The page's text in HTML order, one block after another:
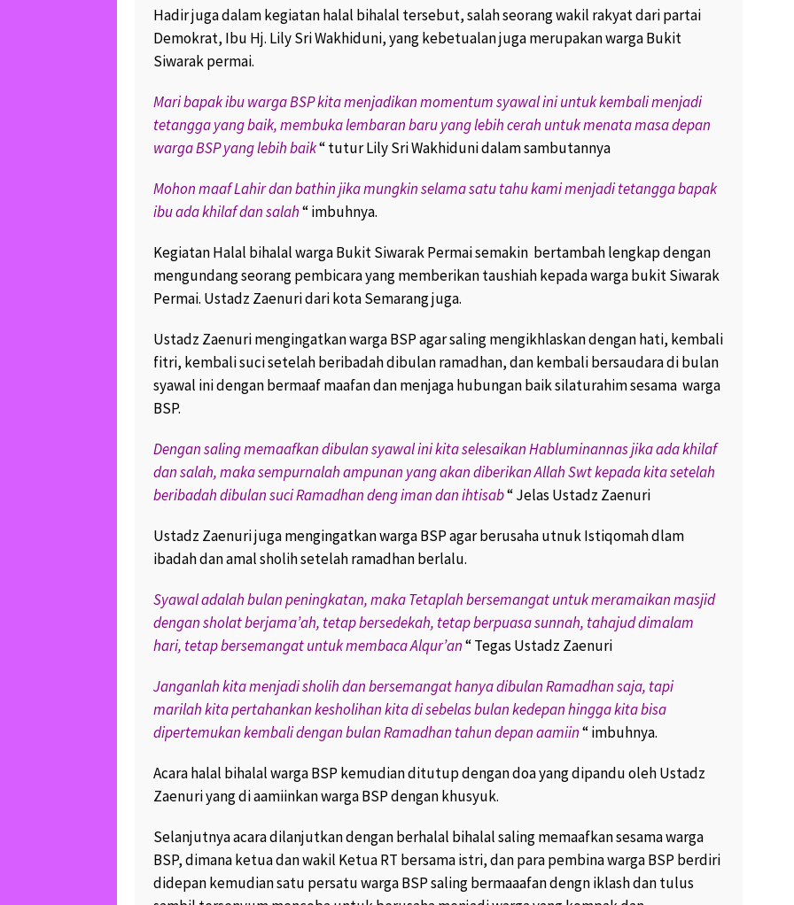
Hadir juga dalam kegiatan halal bihalal tersebut, salah seorang wakil rakyat dari partai
Demokrat, Ibu Hj. Lily Sri Wakhiduni, yang kebetualan juga merupakan warga Bukit
Siwarak permai.
Mari bapak ibu warga BSP kita menjadikan momentum syawal ini untuk kembali menjadi
tetangga yang baik, membuka lembaran baru yang lebih cerah untuk menata masa depan
warga BSP yang lebih baik“ tutur Lily Sri Wakhiduni dalam sambutannya
Mohon maaf Lahir dan bathin jika mungkin selama satu tahu kami menjadi tetangga bapak
ibu ada khilaf dan salah“ imbuhnya.
Kegiatan Halal bihalal warga Bukit Siwarak Permai semakin bertambah lengkap dengan
mengundang seorang pembicara yang memberikan taushiah kepada warga bukit Siwarak
Permai. Ustadz Zaenuri dari kota Semarang juga.
Ustadz Zaenuri mengingatkan warga BSP agar saling mengikhlaskan dengan hati, kembali
fitri, kembali suci setelah beribadah dibulan ramadhan, dan kembali bersaudara di bulan
syawal ini dengan bermaaf maafan dan menjaga hubungan baik silaturahim sesama warga
BSP.
Dengan saling memaafkan dibulan syawal ini kita selesaikan Habluminannas jika ada khilaf
dan salah, maka sempurnalah ampunan yang akan diberikan Allah Swt kepada kita setelah
beribadah dibulan suci Ramadhan deng iman dan ihtisab“ Jelas Ustadz Zaenuri
Ustadz Zaenuri juga mengingatkan warga BSP agar berusaha utnuk Istiqomah dlam
ibadah dan amal sholih setelah ramadhan berlalu.
Syawal adalah bulan peningkatan, maka Tetaplah bersemangat untuk meramaikan masjid
dengan sholat berjama’ah, tetap bersedekah, tetap berpuasa sunnah, tahajud dimalam
hari, tetap bersemangat untuk membaca Alqur’an“ Tegas Ustadz Zaenuri
Janganlah kita menjadi sholih dan bersemangat hanya dibulan Ramadhan saja, tapi
marilah kita pertahankan kesholihan kita di sebelas bulan kedepan hingga kita bisa
dipertemukan kembali dengan bulan Ramadhan tahun depan aamiin“ imbuhnya.
Acara halal bihalal warga BSP kemudian ditutup dengan doa yang dipandu oleh Ustadz
Zaenuri yang di aamiinkan warga BSP dengan khusyuk.
Selanjutnya acara dilanjutkan dengan berhalal bihalal saling memaafkan sesama warga
BSP, dimana ketua dan wakil Ketua RT bersama istri, dan para pembina warga BSP berdiri
didepan kemudian satu persatu warga BSP saling bermaaafan dengn iklash dan tulus